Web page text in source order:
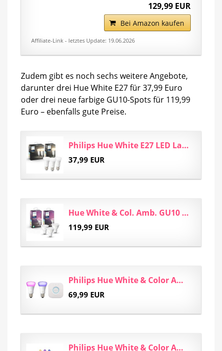
129,99 EUR
Bei Amazon kaufen
Affiliate-Link - letztes Update: 19.06.2026
Zudem gibt es noch sechs weitere Angebote,
darunter drei Hue White E27 für 37,99 Euro
oder drei neue farbige GU10-Spots für 119,99
Euro – ebenfalls gute Preise.
Philips Hue White E27 LED Lampe 3-er Pack, dimmbar, warmweißes Licht, steuerbar via App, kompatibel...
37,99 EUR
Hue White & Col. Amb. GU10 3-er Pack 3 x 350lm Bluetooth
119,99 EUR
Philips Hue White & Color Ambiance E27 2er Starter Set 2x800lm, bis zu 16 Mio. Farben, dimmbar...
69,99 EUR
Philips Hue White & Color Ambiance E14 LED Kerze Dreierpack, dimmbar, bis zu 16 Millionen Farben...